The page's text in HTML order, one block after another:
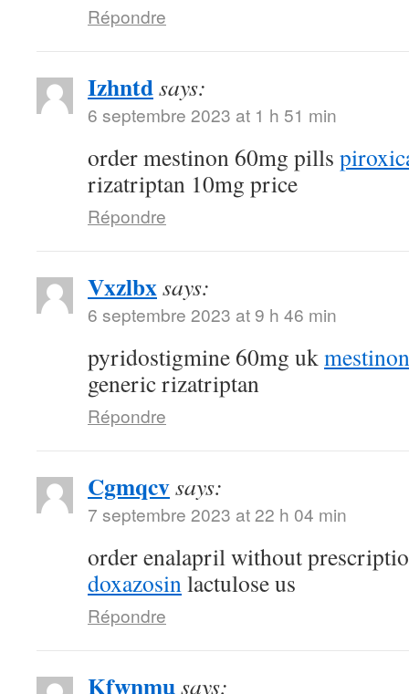
Répondre
Izhntdsays:
6 septembre 2023 at 1 h 51 min
order mestinon 60mg pills
rizatriptan 10mg price
Répondre
Vxzlbxsays:
6 septembre 2023 at 9 h 46 min
pyridostigmine 60mg uk
generic rizatriptan
Répondre
Cgmqcvsays:
7 septembre 2023 at 22 h 04 min
order enalapril without
doxazosinlactulose us
Répondre
Kfwnmusays: